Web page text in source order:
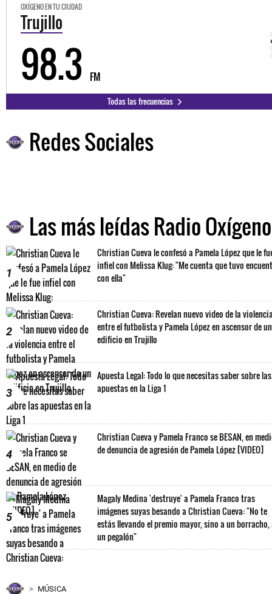
OXÍGENO EN TU CIUDAD
Trujillo
98.3 FM
Todas las frecuencias
Redes Sociales
Las más leídas Radio Oxígeno
1
Christian Cueva le confesó a Pamela López que le
infiel con Melissa Klug: "Me cuenta que tuvo
con ella"
2
Christian Cueva: Revelan nuevo video de la
entre el futbolista y Pamela López en ascensor de un
edificio en Trujillo
3
Apuesta Legal: Todo lo que necesitas saber sobre las
apuestas en la Liga 1
4
Christian Cueva y Pamela Franco se BESAN, en
de denuncia de agresión de Pamela López [VIDEO]
5
Magaly Medina 'destruye' a Pamela Franco tras
imágenes suyas besando a Christian Cueva: "No te
estás llevando el premio mayor, sino a un borracho,
un pegalón"
MÚSICA